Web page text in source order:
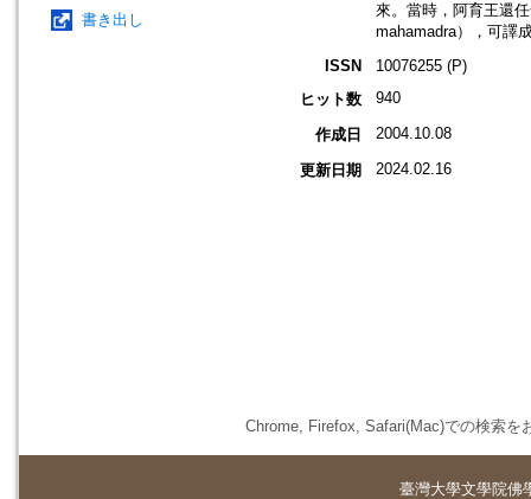
書き出し
來。當時，阿育王還
mahamadra），可譯
ISSN
10076255 (P)
ヒット数
940
作成日 2004.10.08
更新日期 2024.02.16
Chrome, Firefox, Safari(Mac)での検索を
臺灣大學文學院佛